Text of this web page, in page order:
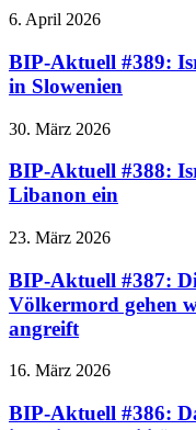
6. April 2026
BIP-Aktuell #389:
in Slowenien
30. März 2026
BIP-Aktuell #388:
Libanon ein
23. März 2026
BIP-Aktuell #387:
Völkermord gehen
angreift
16. März 2026
BIP-Aktuell #386: